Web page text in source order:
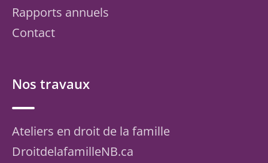
Rapports annuels
Contact
Nos travaux
Ateliers en droit de la famille
DroitdelafamilleNB.ca